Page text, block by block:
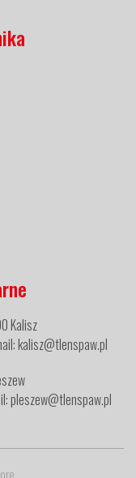
Kalisz
kalisz@tlenspaw.pl
pleszew@tlenspaw.pl